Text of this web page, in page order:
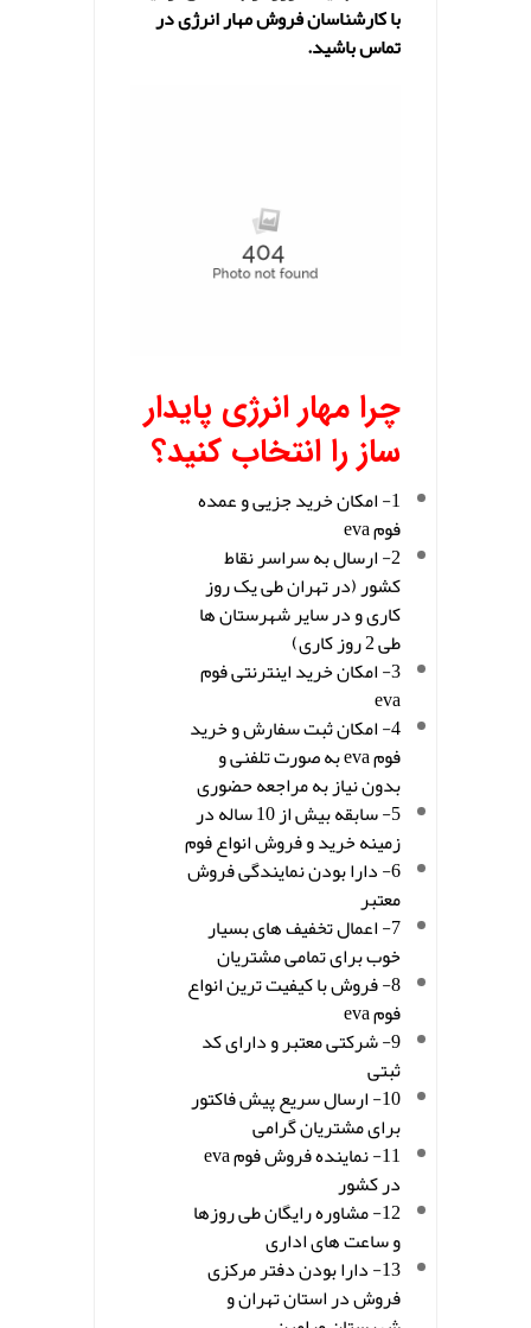
با کارشناسان فروش مهار انرژی در
تماس باشید.
چرا مهار انرژی پایدار
ساز را انتخاب کنید؟
1- امکان خرید جزیی و عمده
فوم eva
2- ارسال به سراسر نقاط
کشور (در تهران طی یک روز
کاری و در سایر شهرستان ها
طی 2 روز کاری)
3- امکان خرید اینترنتی فوم
eva
4- امکان ثبت سفارش و خرید
فوم eva به صورت تلفنی و
بدون نیاز به مراجعه حضوری
5- سابقه بیش از 10 ساله در
زمینه خرید و فروش انواع فوم
6- دارا بودن نمایندگی فروش
معتبر
7- اعمال تخفیف های بسیار
خوب برای تمامی مشتریان
8- فروش با کیفیت ترین انواع
فوم eva
9- شرکتی معتبر و دارای کد
ثبتی
10- ارسال سریع پیش فاکتور
برای مشتریان گرامی
11- نماینده فروش فوم eva
در کشور
12- مشاوره رایگان طی روزها
و ساعت های اداری
13- دارا بودن دفتر مرکزی
فروش در استان تهران و